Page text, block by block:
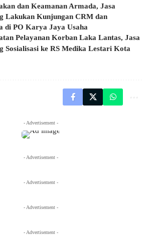
dan Keamanan Armada, Jasa
Lakukan Kunjungan CRM dan
di PO Karya Jaya Usaha
Pelayanan Korban Laka Lantas, Jasa
Sosialisasi ke RS Medika Lestari Kota
- Advertisement -
- Advertisement -
- Advertisement -
- Advertisement -
- Advertisement -